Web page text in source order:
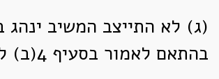
(ג) לא התייצב המשיב
בהתאם לאמור בסעיף 4(ב) לחוק.